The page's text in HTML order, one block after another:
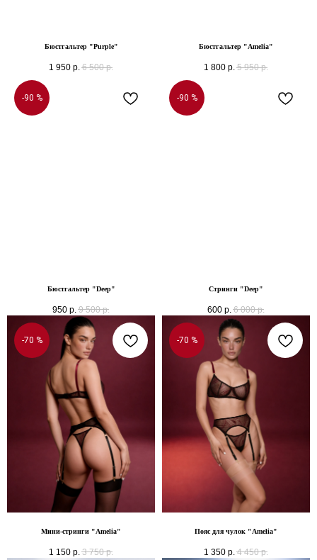
Бюстгальтер "Purple"
1 950 р. 6 500 р.
Бюстгальтер "Amelia"
1 800 р. 5 950 р.
-90 %
Бюстгальтер "Deep"
950 р. 9 500 р.
-90 %
Стринги "Deep"
600 р. 6 000 р.
-70 %
Мини-стринги "Amelia"
1 150 р. 3 750 р.
-70 %
Пояс для чулок "Amelia"
1 350 р. 4 450 р.